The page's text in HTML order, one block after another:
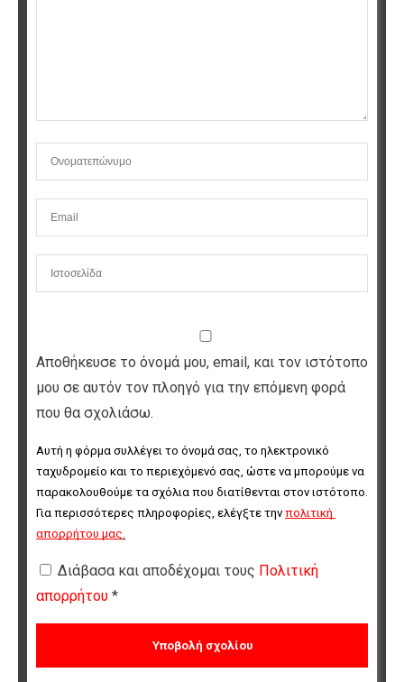
Αποθήκευσε το όνομά μου, email, και τον ιστότοπο
μου σε αυτόν τον πλοηγό για την επόμενη φορά
που θα σχολιάσω.
Αυτή η φόρμα συλλέγει το όνομά σας, το ηλεκτρονικό
ταχυδρομείο και το περιεχόμενό σας, ώστε να μπορούμε να
παρακολουθούμε τα σχόλια που διατίθενται στον ιστότοπο.
Για περισσότερες πληροφορίες, ελέγξτε την πολιτική
απορρήτου μας
Διάβασα και αποδέχομαι τους Πολιτική
απορρήτου *